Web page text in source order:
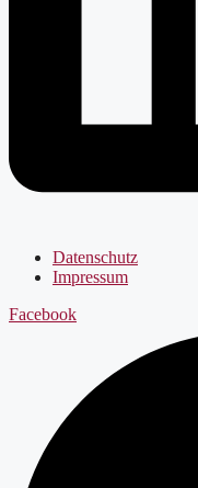
Datenschutz
Impressum
Facebook